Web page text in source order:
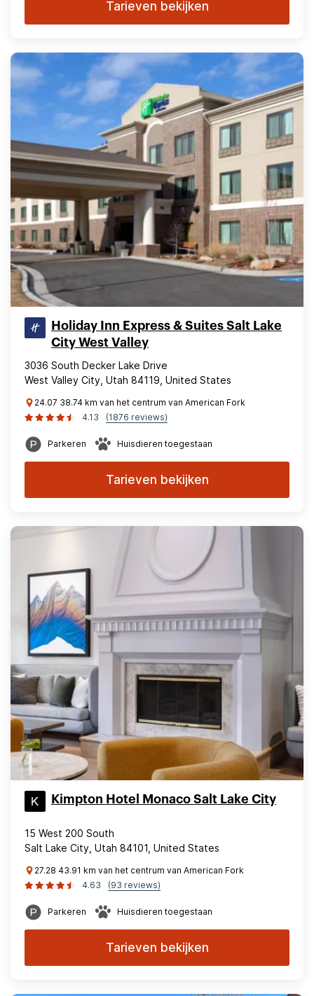
Tarieven bekijken
Holiday Inn Express & Suites Salt Lake
City West Valley
3036 South Decker Lake Drive
West Valley City, Utah 84119, United States
24.07 38.74 km van het centrum van American Fork
4.13
(1876 reviews)
Parkeren Huisdieren toegestaan
Tarieven bekijken
Kimpton Hotel Monaco Salt Lake City
15 West 200 South
Salt Lake City, Utah 84101, United States
27.28 43.91 km van het centrum van American Fork
4.63
(93 reviews)
Parkeren Huisdieren toegestaan
Tarieven bekijken